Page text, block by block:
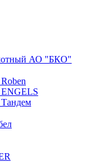
АО "БКО"